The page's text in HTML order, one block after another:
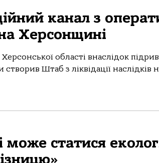
канал з
Херсонщині
області внаслідок
створив Штаб з ліквідації
може статися